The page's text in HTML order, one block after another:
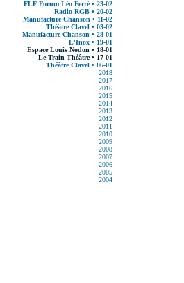
FLF Forum Léo Ferré • 23-02
Radio RGB • 20-02
Manufacture Chanson • 11-02
Théâtre Clavel • 03-02
Manufacture Chanson • 28-01
L'Inox • 19-01
Espace Louis Nodon • 18-01
Le Train Théâtre • 17-01
Théâtre Clavel • 06-01
2018
2017
2016
2015
2014
2013
2012
2011
2010
2009
2008
2007
2006
2005
2004